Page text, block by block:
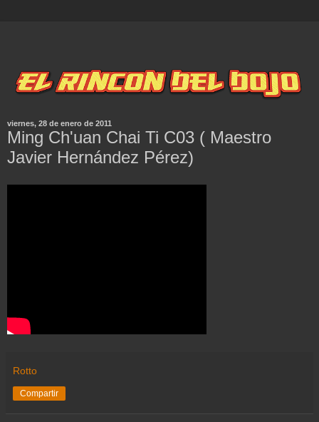
viernes, 28 de enero de 2011
Ming Ch'uan Chai Ti C03 ( Maestro
Javier Hernández Pérez)
Rotto
Compartir